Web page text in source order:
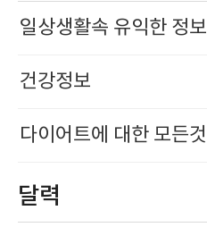
일상생활속 유익한 정보
건강정보
다이어트에 대한 모든것
달력